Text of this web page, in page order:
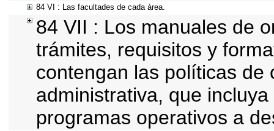
84 VI : Las facultades de cada área.
84 VII : Los manuales de
trámites, requisitos y
contengan las políticas de
administrativa, que
programas operativos a